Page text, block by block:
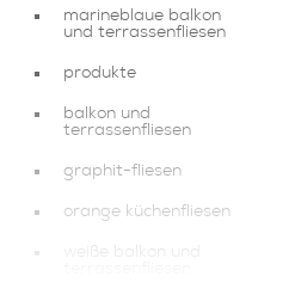
marineblaue balkon
und terrassenfliesen
produkte
balkon und
terrassenfliesen
graphit-fliesen
orange küchenfliesen
weiße balkon und